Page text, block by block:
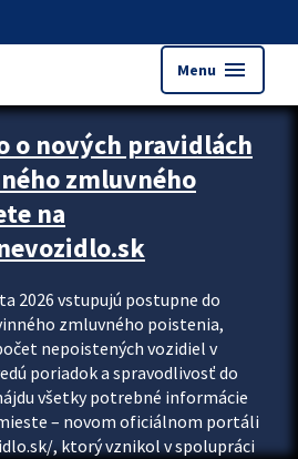
Menu menu
o nových pravidlách
zmluvného
na
2026 vstupujú postupne do
zmluvného poistenia,
nepoistených vozidiel v
poriadok a spravodlivosť do
všetky potrebné informácie
– novom oficiálnom portáli
, ktorý vznikol v spolupráci